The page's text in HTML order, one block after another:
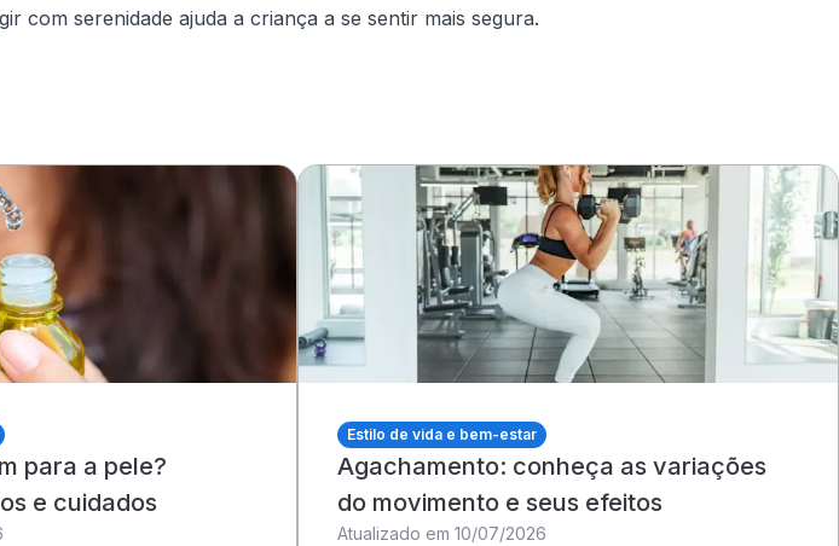
com serenidade ajuda a criança a se sentir mais segura.
para a pele?
e cuidados
Estilo de vida e bem-estar
Agachamento: conheça as variações
do movimento e seus efeitos
Atualizado em 10/07/2026